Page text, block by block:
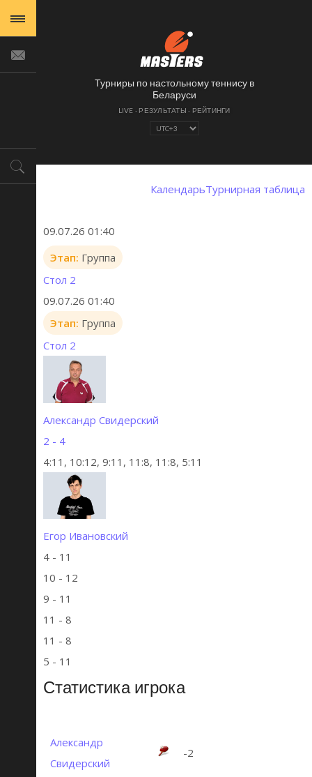
Турниры по настольному теннису в
Беларуси
КалендарьТурнирная таблица
09.07.26 01:40
Этап: Группа
Стол 2
09.07.26 01:40
Этап: Группа
Стол 2
Александр Свидерский
2 - 4
4:11, 10:12, 9:11, 11:8, 11:8, 5:11
Егор Ивановский
4 - 11
10 - 12
9 - 11
11 - 8
11 - 8
5 - 11
Статистика игрока
Александр
Свидерский
-2